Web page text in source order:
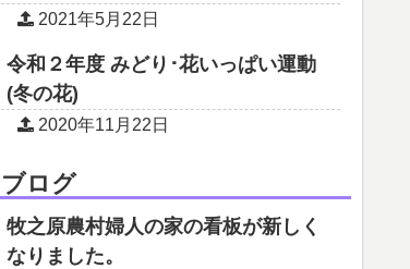
2021年5月22日
令和２年度 みどり･花いっぱい運動
(冬の花)
2020年11月22日
ブログ
牧之原農村婦人の家の看板が新しく
なりました。